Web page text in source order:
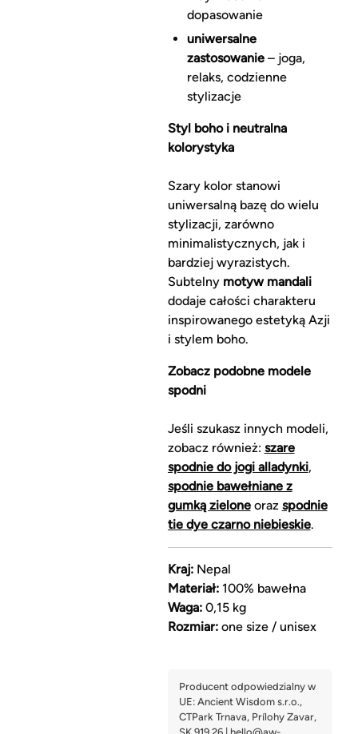
dopasowanie
uniwersalne
zastosowanie– joga,
relaks, codzienne
stylizacje
Styl boho i neutralna
kolorystyka
Szary kolor stanowi
uniwersalną bazę do wielu
stylizacji, zarówno
minimalistycznych, jak i
bardziej wyrazistych.
Subtelny motyw mandali
dodaje całości charakteru
inspirowanego estetyką Azji
i stylem boho.
Zobacz podobne modele
spodni
Jeśli szukasz innych modeli,
zobacz również: szare
spodnie do jogi alladynki,
spodnie bawełniane z
gumką zieloneoraz spodnie
tie dye czarno niebieskie.
Kraj:Nepal
Materiał:100% bawełna
Waga:0,15 kg
Rozmiar:one size / unisex